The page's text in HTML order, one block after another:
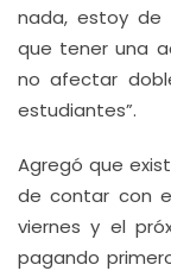
nada, estoy de
que tener una
no afectar
estudiantes”.
Agregó que
de contar con
viernes y el
pagando